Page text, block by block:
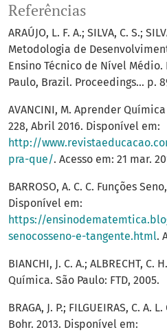
Referências
ARAÚJO, L. F. A.; SILVA, C. S.;
Metodologia de
Ensino Técnico de Nível Médio.
Paulo, Brazil. Proceedings… p.
AVANCINI, M. Aprender
228, Abril 2016. Disponível em:
http://
pra-que/. Acesso em: 21 mar.
BARROSO, A. C. C. Funções
Disponível em:
https://
senocosseno-e-tangente.html.
BIANCHI, J. C. A.; ALBRECHT, C.
Química. São Paulo: FTD, 2005.
BRAGA, J. P.; FILGUEIRAS, C.
Bohr. 2013. Disponível em: